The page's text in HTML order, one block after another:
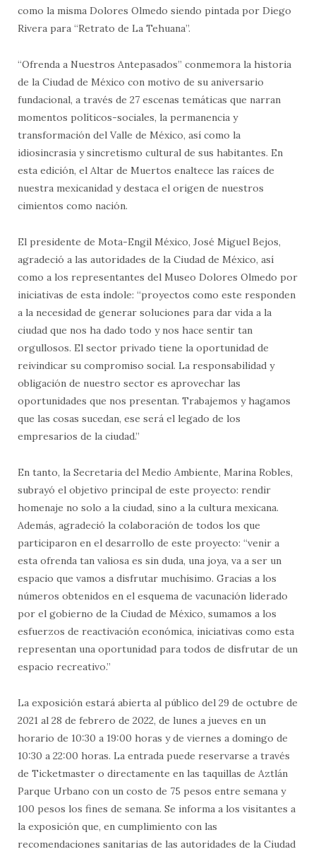
como la misma Dolores Olmedo siendo pintada por Diego
Rivera para “Retrato de La Tehuana”.
“Ofrenda a Nuestros Antepasados” conmemora la historia
de la Ciudad de México con motivo de su aniversario
fundacional, a través de 27 escenas temáticas que narran
momentos políticos-sociales, la permanencia y
transformación del Valle de México, así como la
idiosincrasia y sincretismo cultural de sus habitantes. En
esta edición, el Altar de Muertos enaltece las raíces de
nuestra mexicanidad y destaca el origen de nuestros
cimientos como nación.
El presidente de Mota-Engil México, José Miguel Bejos,
agradeció a las autoridades de la Ciudad de México, así
como a los representantes del Museo Dolores Olmedo por
iniciativas de esta índole: “proyectos como este responden
a la necesidad de generar soluciones para dar vida a la
ciudad que nos ha dado todo y nos hace sentir tan
orgullosos. El sector privado tiene la oportunidad de
reivindicar su compromiso social. La responsabilidad y
obligación de nuestro sector es aprovechar las
oportunidades que nos presentan. Trabajemos y hagamos
que las cosas sucedan, ese será el legado de los
empresarios de la ciudad.”
En tanto, la Secretaria del Medio Ambiente, Marina Robles,
subrayó el objetivo principal de este proyecto: rendir
homenaje no solo a la ciudad, sino a la cultura mexicana.
Además, agradeció la colaboración de todos los que
participaron en el desarrollo de este proyecto: “venir a
esta ofrenda tan valiosa es sin duda, una joya, va a ser un
espacio que vamos a disfrutar muchísimo. Gracias a los
números obtenidos en el esquema de vacunación liderado
por el gobierno de la Ciudad de México, sumamos a los
esfuerzos de reactivación económica, iniciativas como esta
representan una oportunidad para todos de disfrutar de un
espacio recreativo.”
La exposición estará abierta al público del 29 de octubre de
2021 al 28 de febrero de 2022, de lunes a jueves en un
horario de 10:30 a 19:00 horas y de viernes a domingo de
10:30 a 22:00 horas. La entrada puede reservarse a través
de Ticketmaster o directamente en las taquillas de Aztlán
Parque Urbano con un costo de 75 pesos entre semana y
100 pesos los fines de semana. Se informa a los visitantes a
la exposición que, en cumplimiento con las
recomendaciones sanitarias de las autoridades de la Ciudad